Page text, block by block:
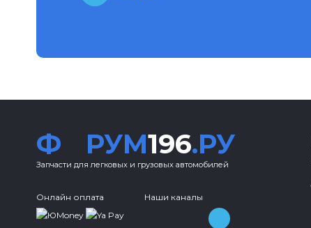
Ф РУМ196.РУ
Запчасти для легковых и грузовых автомобилей
Онлайн оплата Наши каналы